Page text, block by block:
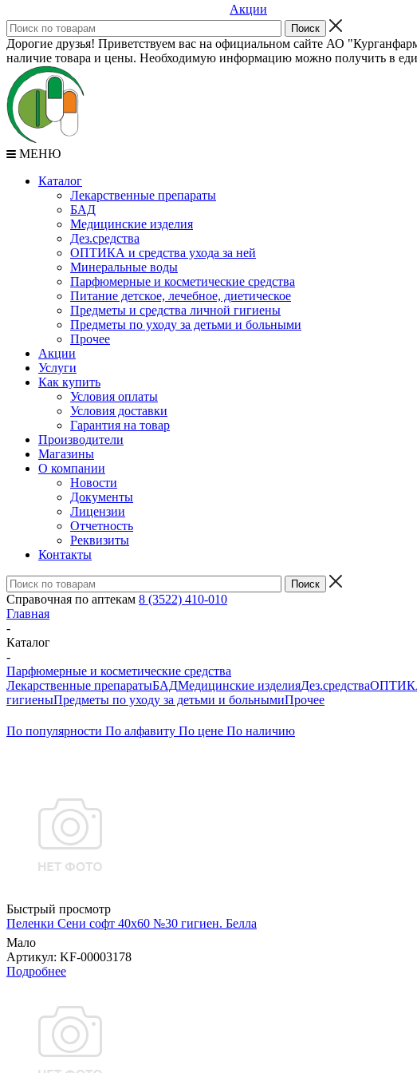
Акции
Дорогие друзья! Приветствуем вас на официальном сайте АО
наличие товара и цены. Необходимую информацию можно получить в
МЕНЮ
Каталог
Лекарственные препараты
БАД
Медицинские изделия
Дез.средства
ОПТИКА и средства ухода за ней
Минеральные воды
Парфюмерные и косметические средства
Питание детское, лечебное, диетическое
Предметы и средства личной гигиены
Предметы по уходу за детьми и больными
Прочее
Акции
Услуги
Как купить
Условия оплаты
Условия доставки
Гарантия на товар
Производители
Магазины
О компании
Новости
Документы
Лицензии
Отчетность
Реквизиты
Контакты
Справочная по аптекам 8 (3522) 410-010
Главная
-
Каталог
-
Парфюмерные и косметические средства
Лекарственные препаратыБАДМедицинские изделияДез.средстваОПТИКА
гигиеныПредметы по уходу за детьми и больнымиПрочее
По популярности По алфавиту По цене По наличию
Быстрый просмотр
Пеленки Сени софт 40х60 №30 гигиен. Белла
Мало
Артикул: KF-00003178
Подробнее